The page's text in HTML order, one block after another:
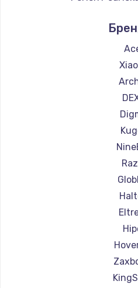
Ремонт
Ремонт
Ремонт
Ремонт
Ремонт
Ремонт
Ремонт